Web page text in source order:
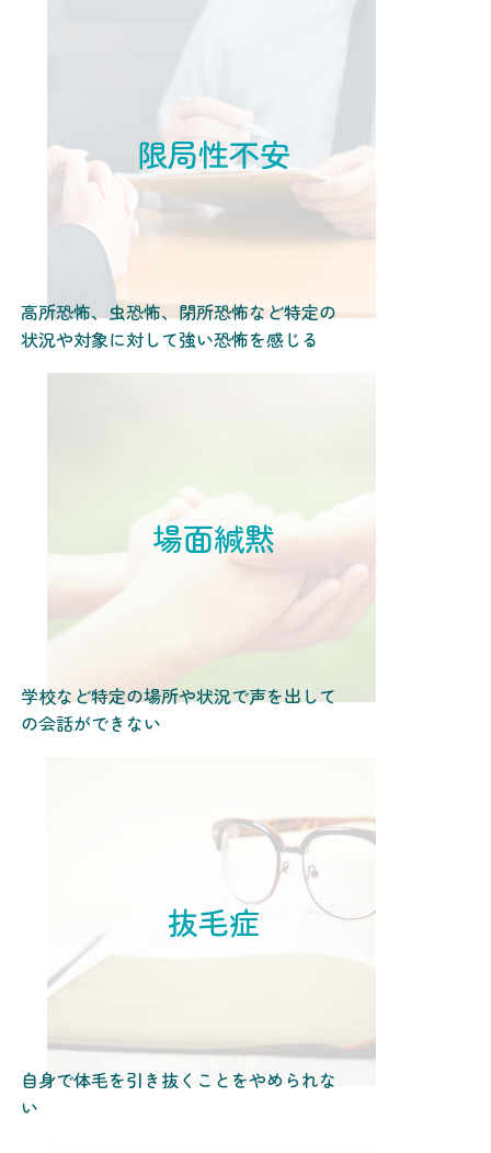
限局性不安
高所恐怖、虫恐怖、閉所恐怖など特定の
状況や対象に対して強い恐怖を感じる
場面緘黙
学校など特定の場所や状況で声を出して
の会話ができない
抜毛症
自身で体毛を引き抜くことをやめられな
い